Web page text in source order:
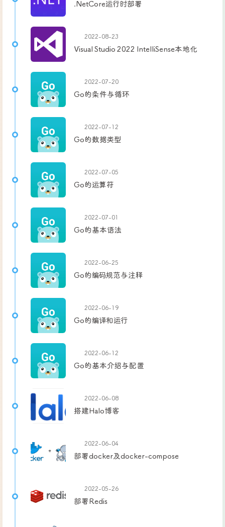
.NetCore运行时部署
2022-08-23
Visual Studio 2022 IntelliSense本地化
2022-07-20
Go的条件与循环
2022-07-12
Go的数据类型
2022-07-05
Go的运算符
2022-07-01
Go的基本语法
2022-06-25
Go的编码规范与注释
2022-06-19
Go的编译和运行
2022-06-12
Go的基本介绍与配置
2022-06-08
搭建Halo博客
2022-06-04
部署docker及docker-compose
2022-05-26
部署Redis